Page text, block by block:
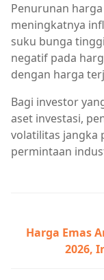
Penurunan
meningkatnya
suku bunga
negatif pada
dengan harga
Bagi investor
aset investasi,
volatilitas jangka
permintaan
Harga Emas
2026,